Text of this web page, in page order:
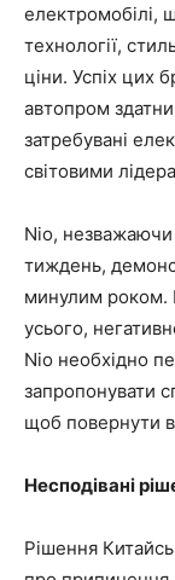
електромобілі,
технології,
ціни. Успіх цих
автопром
затребувані
світовими
Nio, незважаючи
тиждень,
минулим роком.
усього,
Nio необхідно
запропонувати
щоб повернути
Несподівані
Рішення